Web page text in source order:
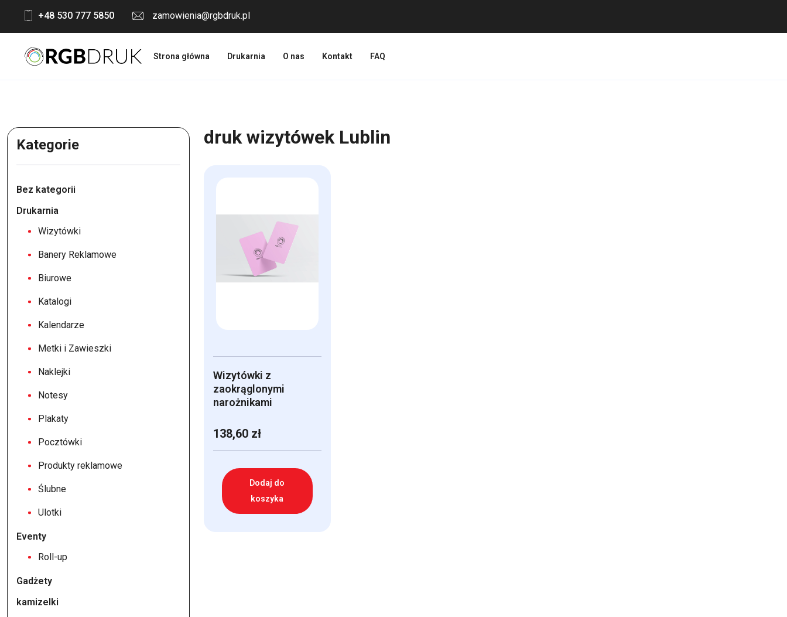
content
+48 530 777 5850 zamowienia@rgbdruk.pl
Strona główna Drukarnia O nas Kontakt FAQ
Kategorie
Bez kategorii
Drukarnia
Wizytówki
Banery Reklamowe
Biurowe
Katalogi
Kalendarze
Metki i Zawieszki
Naklejki
Notesy
Plakaty
Pocztówki
Produkty reklamowe
Ślubne
Ulotki
Eventy
Roll-up
Gadżety
kamizelki
druk wizytówek Lublin
Wizytówki z
zaokrąglonymi
narożnikami
138,60 zł
Dodaj do
koszyka